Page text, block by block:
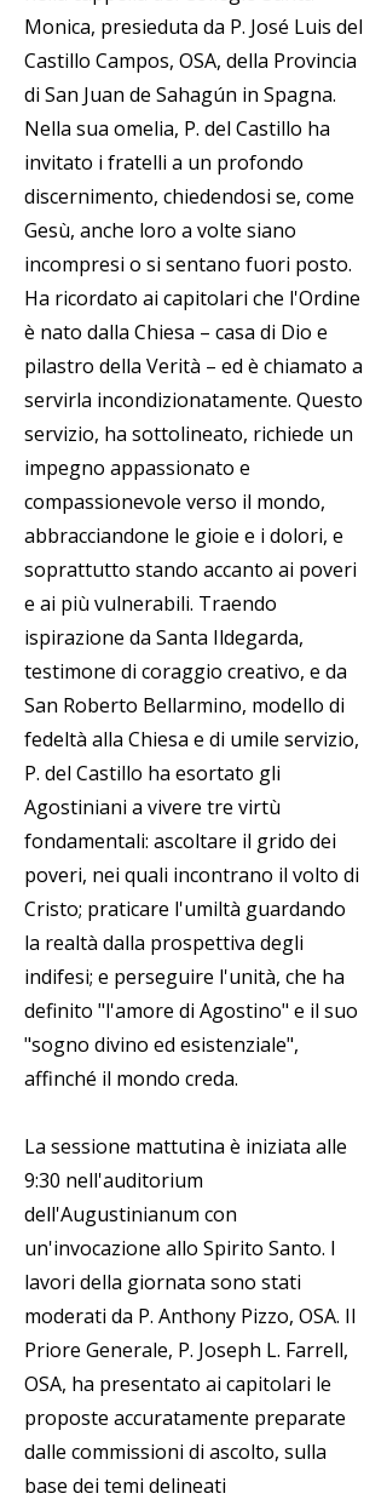
Monica, presieduta da P. José Luis del
Castillo Campos, OSA, della Provincia
di San Juan de Sahagún in Spagna.
Nella sua omelia, P. del Castillo ha
invitato i fratelli a un profondo
discernimento, chiedendosi se, come
Gesù, anche loro a volte siano
incompresi o si sentano fuori posto.
Ha ricordato ai capitolari che l'Ordine
è nato dalla Chiesa – casa di Dio e
pilastro della Verità – ed è chiamato a
servirla incondizionatamente. Questo
servizio, ha sottolineato, richiede un
impegno appassionato e
compassionevole verso il mondo,
abbracciandone le gioie e i dolori, e
soprattutto stando accanto ai poveri
e ai più vulnerabili. Traendo
ispirazione da Santa Ildegarda,
testimone di coraggio creativo, e da
San Roberto Bellarmino, modello di
fedeltà alla Chiesa e di umile servizio,
P. del Castillo ha esortato gli
Agostiniani a vivere tre virtù
fondamentali: ascoltare il grido dei
poveri, nei quali incontrano il volto di
Cristo; praticare l'umiltà guardando
la realtà dalla prospettiva degli
indifesi; e perseguire l'unità, che ha
definito "l'amore di Agostino" e il suo
"sogno divino ed esistenziale",
affinché il mondo creda.
La sessione mattutina è iniziata alle
9:30 nell'auditorium
dell'Augustinianum con
un'invocazione allo Spirito Santo. I
lavori della giornata sono stati
moderati da P. Anthony Pizzo, OSA. Il
Priore Generale, P. Joseph L. Farrell,
OSA, ha presentato ai capitolari le
proposte accuratamente preparate
dalle commissioni di ascolto, sulla
base dei temi delineati